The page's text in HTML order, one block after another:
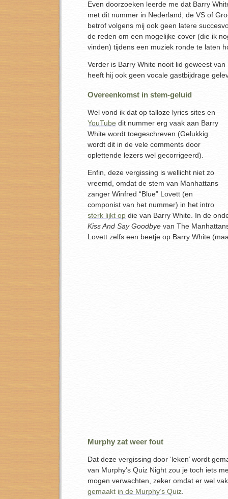
Even doorzoeken leerde me dat Barry
met dit nummer in Nederland, de VS of
betrof volgens mij ook geen latere
de reden om een mogelijke cover (die ik
vinden) tijdens een muziek ronde te laten
Verder is Barry White nooit lid geweest
heeft hij ook geen vocale gastbijdrage
Overeenkomst in stem-geluid
Wel vond ik dat op talloze lyrics sites en
YouTube dit nummer erg vaak aan Barry
White wordt toegeschreven (Gelukkig
wordt dit in de vele comments door
oplettende lezers wel gecorrigeerd).
Enfin, deze vergissing is wellicht niet zo
vreemd, omdat de stem van Manhattans
zanger Winfred “Blue” Lovett (en
componist van het nummer) in het intro
sterk lijkt op die van Barry White. In de
Kiss And Say Goodbye van The
Lovett zelfs een beetje op Barry White
Murphy zat weer fout
Dat deze vergissing door ‘leken’ wordt
van Murphy’s Quiz Night zou je toch iets
mogen verwachten, zeker omdat er wel
gemaakt in de Murphy’s Quiz.